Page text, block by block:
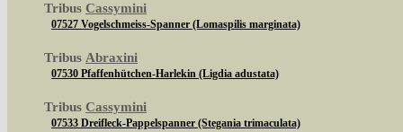
Tribus Cassymini
07527 Vogelschmeiss-Spanner (Lomaspilis marginata)
Tribus Abraxini
07530 Pfaffenhütchen-Harlekin (Ligdia adustata)
Tribus Cassymini
07533 Dreifleck-Pappelspanner (Stegania trimaculata)